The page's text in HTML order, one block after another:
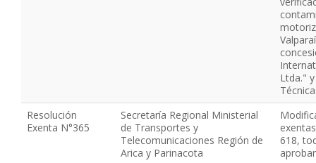
Ltda."
Resolución
Exenta N°365
Secretaría Regional Ministerial
de Transportes y
Telecomunicaciones Región de
Arica y Parinacota
618,